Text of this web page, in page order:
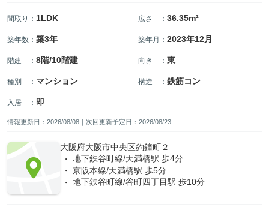
間取り ： 1LDK 広さ ： 36.35m²
築年数 ： 築3年 築年月 ： 2023年12月
階建 ： 8階/10階建 向き ： 東
種別 ： マンション 構造 ： 鉄筋コン
入居 ： 即
情報更新日：2026/08/08｜次回更新予定日：2026/08/23
大阪府大阪市中央区釣鐘町２
地下鉄谷町線/天満橋駅 歩4分
京阪本線/天満橋駅 歩5分
地下鉄谷町線/谷町四丁目駅 歩10分